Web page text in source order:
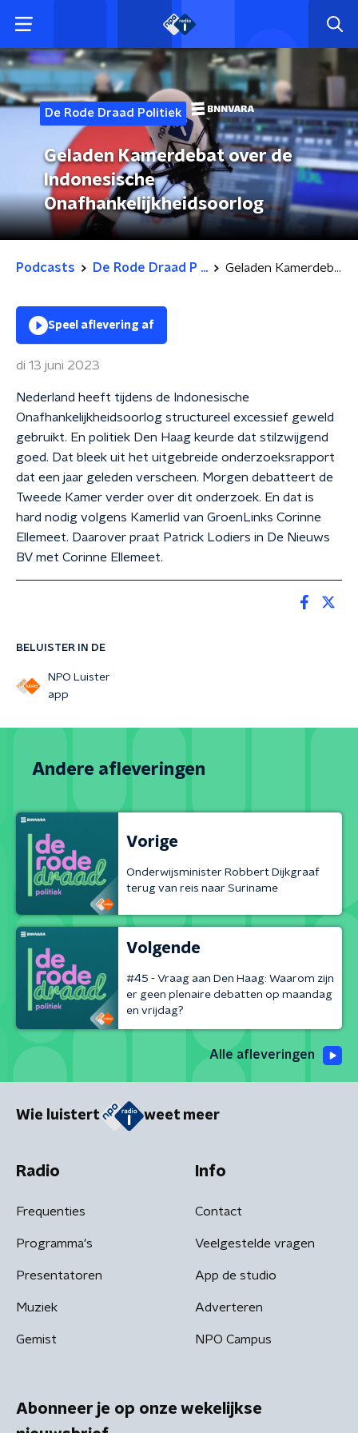
De Rode Draad Politiek
Geladen Kamerdebat over de
Indonesische
Onafhankelijkheidsoorlog
Podcasts De Rode Draad P ... Geladen Kamerdebat over de Indonesische Onafhankelijkheidsoorlog
BELUISTER IN DE
NPO Luister
app
Speel aflevering af
di 13 juni 2023
Nederland heeft tijdens de Indonesische
Onafhankelijkheidsoorlog structureel excessief geweld
gebruikt. En politiek Den Haag keurde dat stilzwijgend
goed. Dat bleek uit het uitgebreide onderzoeksrapport
dat een jaar geleden verscheen. Morgen debatteert de
Tweede Kamer verder over dit onderzoek. En dat is
hard nodig volgens Kamerlid van GroenLinks Corinne
Ellemeet. Daarover praat Patrick Lodiers in De Nieuws
BV met Corinne Ellemeet.
Andere afleveringen
Vorige
Onderwijsminister Robbert Dijkgraaf
terug van reis naar Suriname
Volgende
#45 - Vraag aan Den Haag: Waarom zijn
er geen plenaire debatten op maandag
en vrijdag?
Alle afleveringen
Wie luistert weet meer
Radio
Frequenties
Programma's
Presentatoren
Muziek
Gemist
Info
Contact
Veelgestelde vragen
App de studio
Adverteren
NPO Campus
Abonneer je op onze wekelijkse